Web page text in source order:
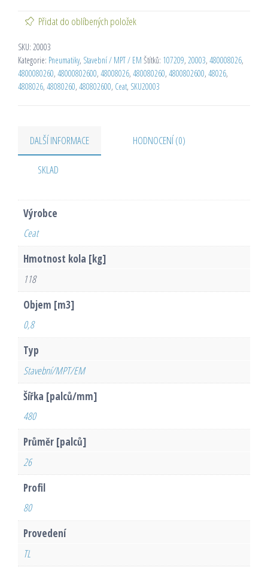
Přidat do oblíbených položek
SKU: 20003
Kategorie: Pneumatiky, Stavební / MPT / EM Štítků: 107209, 20003, 480008026,
4800080260, 48000802600, 48008026, 480080260, 4800802600, 48026,
4808026, 48080260, 480802600, Ceat, SKU20003
DALŠÍ INFORMACE HODNOCENÍ (0)
SKLAD
Výrobce
Ceat
Hmotnost kola [kg]
118
Objem [m3]
0,8
Typ
Stavební/MPT/EM
Šířka [palců/mm]
480
Průměr [palců]
26
Profil
80
Provedení
TL